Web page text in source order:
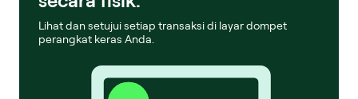
Lihat dan setujui setiap transaksi di layar dompet
perangkat keras Anda.